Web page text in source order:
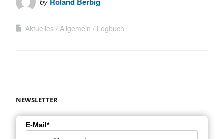
Aktuelles Allgemein Logbuch
NEWSLETTER
E-Mail*